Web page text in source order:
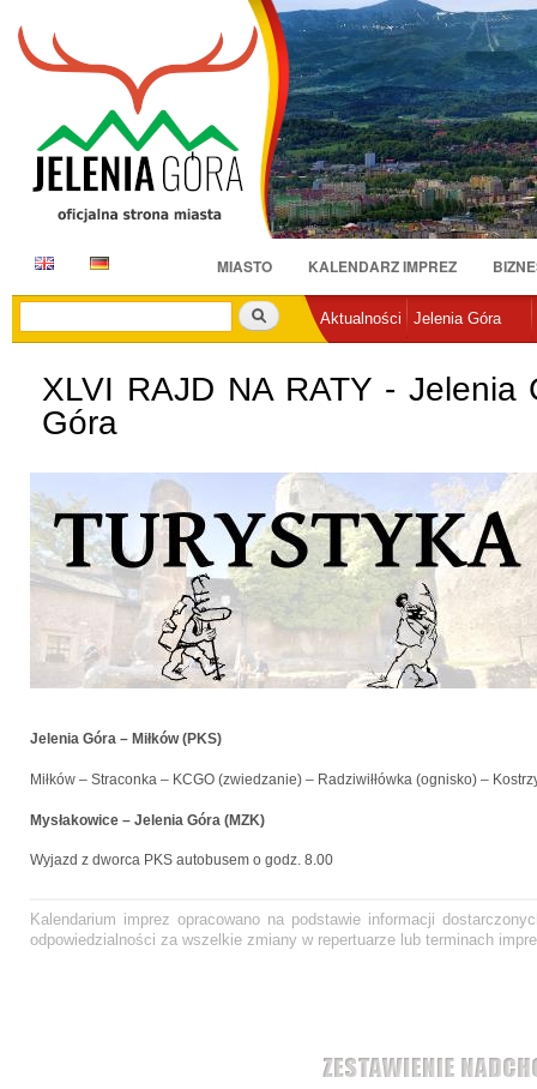
do
E
D
MIASTO KALENDARZ IMPREZ
Szukaj
Aktualności Jelenia Góra
XLVI RAJD NA RATY - Jelenia
Góra
Jelenia Góra – Miłków (PKS)
Miłków – Straconka – KCGO (zwiedzanie) – Radziwiłłówka (ognisko) –
Mysłakowice – Jelenia Góra (MZK)
Wyjazd z dworca PKS autobusem o godz. 8.00
Kalendarium imprez opracowano na podstawie informacji
odpowiedzialności za wszelkie zmiany w repertuarze lub terminach